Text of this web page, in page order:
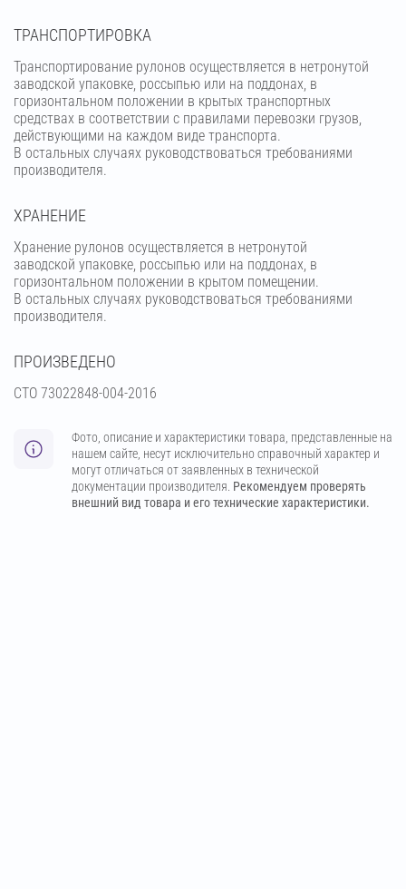
ТРАНСПОРТИРОВКА
Транспортирование рулонов осуществляется в нетронутой
заводской упаковке, россыпью или на поддонах, в
горизонтальном положении в крытых транспортных
средствах в соответствии с правилами перевозки грузов,
действующими на каждом виде транспорта.
В остальных случаях руководствоваться требованиями
производителя.
ХРАНЕНИЕ
Хранение рулонов осуществляется в нетронутой
заводской упаковке, россыпью или на поддонах, в
горизонтальном положении в крытом помещении.
В остальных случаях руководствоваться требованиями
производителя.
ПРОИЗВЕДЕНО
СТО 73022848-004-2016
Фото, описание и характеристики товара, представленные на
нашем сайте, несут исключительно справочный характер и
могут отличаться от заявленных в технической
документации производителя. Рекомендуем проверять
внешний вид товара и его технические характеристики.